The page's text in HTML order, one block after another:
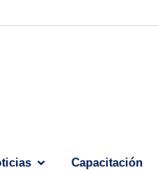
Capacitación